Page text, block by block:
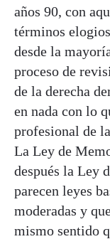
años 90, con
términos
desde la
proceso de
de la derecha
en nada con lo
profesional de
La Ley de
después la Ley
parecen leyes
moderadas y
mismo sentido